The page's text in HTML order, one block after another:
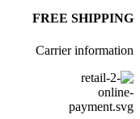
FREE
Carrier